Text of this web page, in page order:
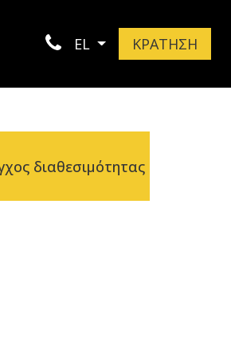
EL ΚΡΑΤΗΣΗ
διαθεσιμότητας